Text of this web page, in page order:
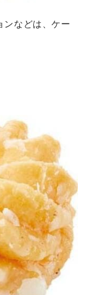
ンなどは、ケー